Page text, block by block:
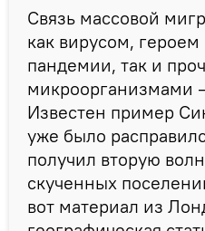
Связь массовой
как вирусом,
пандемии, так и
микроорганизмами
Известен пример
уже было
получил вторую
скученных
вот материал из